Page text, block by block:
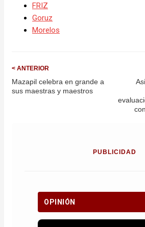
FRIZ
Goruz
Morelos
< ANTERIOR
Mazapil celebra en grande a
sus maestras y maestros
PUBLICIDAD
OPINIÓN